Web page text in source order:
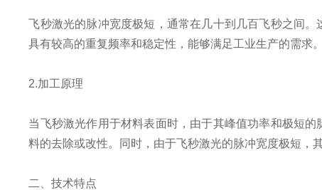
飞秒激光的脉冲宽度极短，通常在几十到几百飞秒之间
具有较高的重复频率和稳定性，能够满足工业生产的需求。
2.加工原理
当飞秒激光作用于材料表面时，由于其峰值功率和极短
料的去除或改性。同时，由于飞秒激光的脉冲宽度极短，
二、技术特点